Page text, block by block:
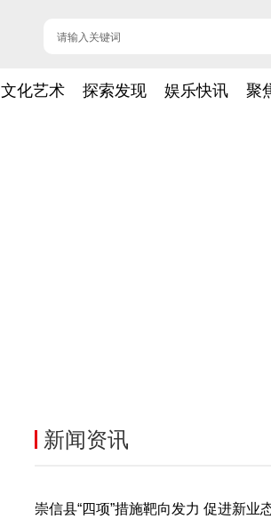
文化艺术 探索发现 娱乐快讯 聚
新闻资讯